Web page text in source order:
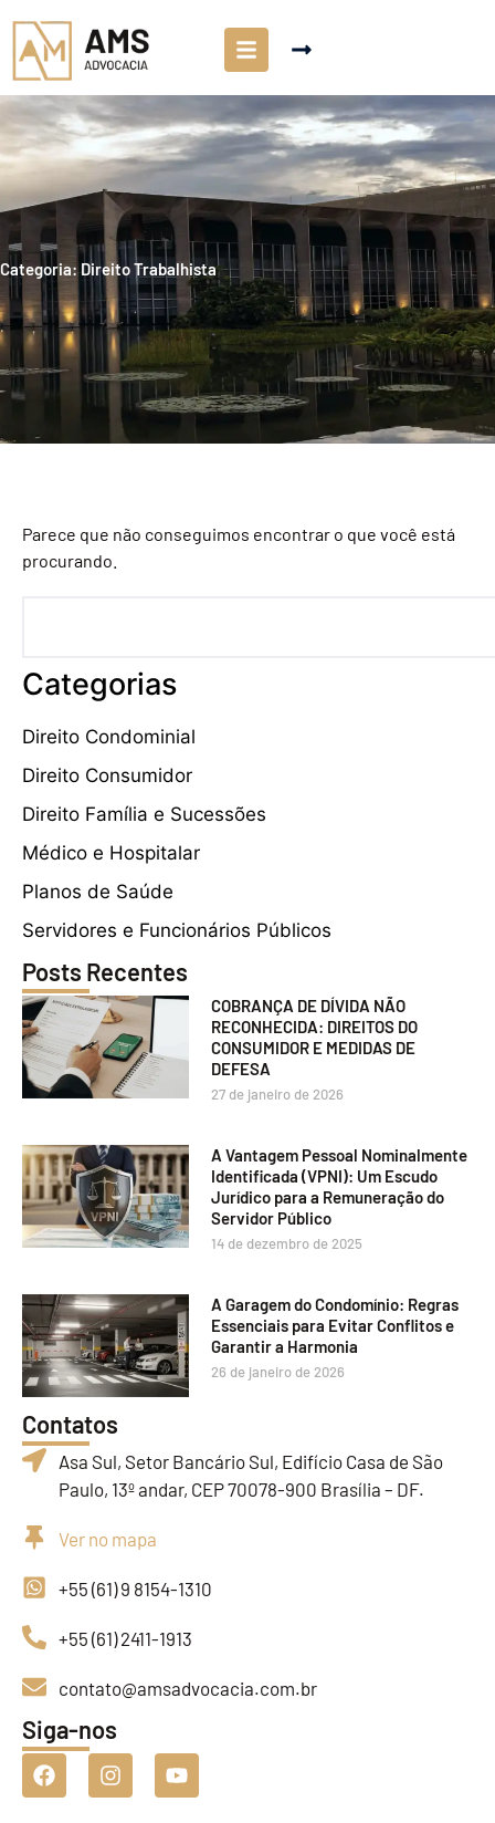
Categoria: Direito Trabalhista
Parece que não conseguimos encontrar o que você está
procurando.
Categorias
Direito Condominial
Direito Consumidor
Direito Família e Sucessões
Médico e Hospitalar
Planos de Saúde
Servidores e Funcionários Públicos
Posts Recentes
COBRANÇA DE DÍVIDA NÃO
RECONHECIDA: DIREITOS DO
CONSUMIDOR E MEDIDAS DE
DEFESA
27 de janeiro de 2026
A Vantagem Pessoal Nominalmente
Identificada (VPNI): Um Escudo
Jurídico para a Remuneração do
Servidor Público
14 de dezembro de 2025
A Garagem do Condomínio: Regras
Essenciais para Evitar Conflitos e
Garantir a Harmonia
26 de janeiro de 2026
Contatos
Asa Sul, Setor Bancário Sul, Edifício Casa de São
Paulo, 13º andar, CEP 70078-900 Brasília – DF.
Ver no mapa
+55 (61) 9 8154-1310
+55 (61) 2411-1913
contato@amsadvocacia.com.br
Siga-nos